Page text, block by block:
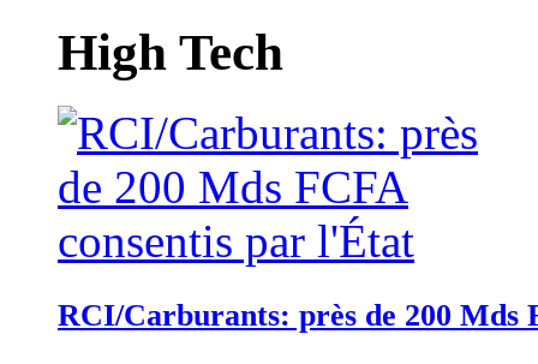
High Tech
RCI/Carburants: près de 200 Mds